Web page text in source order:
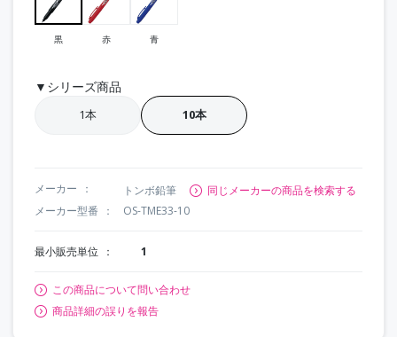
黒 赤 青
▼シリーズ商品
1本 10本
メーカー トンボ鉛筆
同じメーカーの商品を検索する
メーカー型番
OS-TME33-10
最小販売単位 1
この商品について問い合わせ
商品詳細の誤りを報告